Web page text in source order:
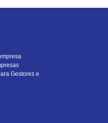
Gestores e